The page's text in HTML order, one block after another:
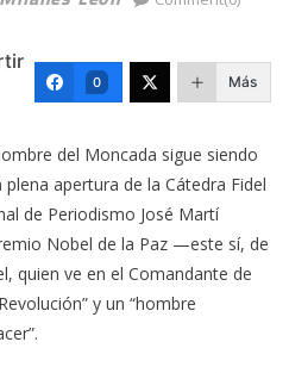
0 Más
del Moncada sigue siendo
apertura de la Cátedra Fidel
de Periodismo José Martí
Nobel de la Paz —este sí, de
quien ve en el Comandante de
y un “hombre